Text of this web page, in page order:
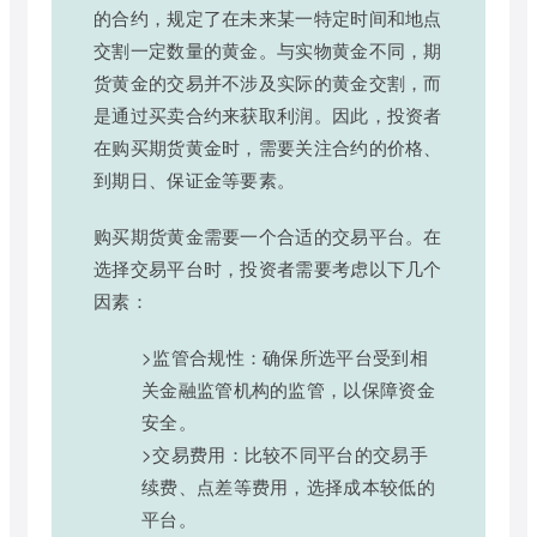
的合约，规定了在未来某一特定时间和地点
交割一定数量的黄金。与实物黄金不同，期
货黄金的交易并不涉及实际的黄金交割，而
是通过买卖合约来获取利润。因此，投资者
在购买期货黄金时，需要关注合约的价格、
到期日、保证金等要素。
购买期货黄金需要一个合适的交易平台。在
选择交易平台时，投资者需要考虑以下几个
因素：
>监管合规性：确保所选平台受到相
关金融监管机构的监管，以保障资金
安全。
>交易费用：比较不同平台的交易手
续费、点差等费用，选择成本较低的
平台。